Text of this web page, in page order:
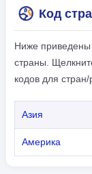
Код
Ниже приведены
страны.
кодов для стран/
Азия
Америка